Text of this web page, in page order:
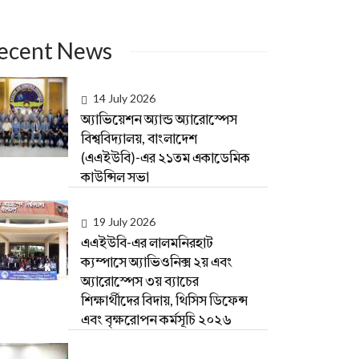
News
14 July 2026
অ্যাভিয়েশন অ্যান্ড অ্যারোস্পেস
বিশ্ববিদ্যালয়, বাংলাদেশ
(এএইউবি)-এর ২১তম একাডেমিক
কাউন্সিল সভা
19 July 2026
এএইউবি-এর লালমনিরহাট
ক্যম্পাসে অ্যাভিওনিক্স ২য় এবং
অ্যারোস্পেস ৩য় ব্যাচের
শিক্ষার্থীদের বিদায়, থিসিস ডিফেন্স
এবং বৃক্ষরোপন কর্মসূচি ২০২৬